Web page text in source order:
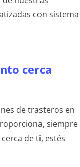
con sistema
cerca
de trasteros en
siempre
de ti, estés